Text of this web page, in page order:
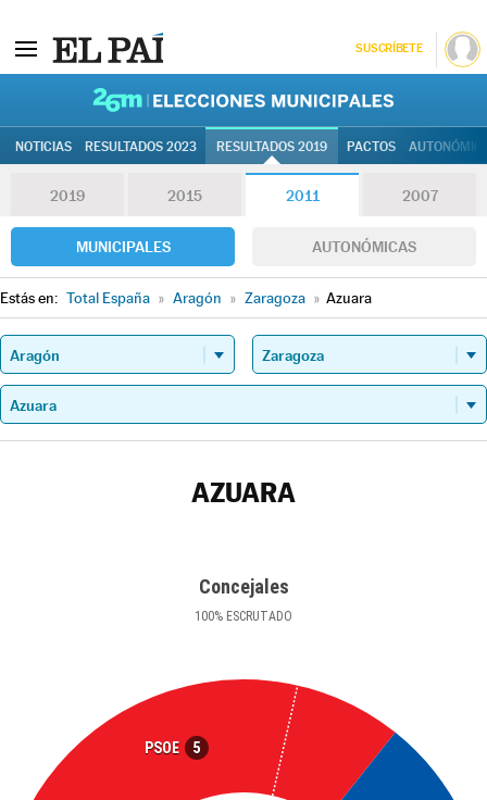
SUSCRÍBETE
NOTICIAS RESULTADOS 2023 RESULTADOS 2019 PACTOS
2019 2015 2011 2007
MUNICIPALES AUTONÓMICAS
Estás en: Total España » Aragón » Zaragoza » Azuara
AZUARA
Concejales
100% ESCRUTADO
PSOE 5